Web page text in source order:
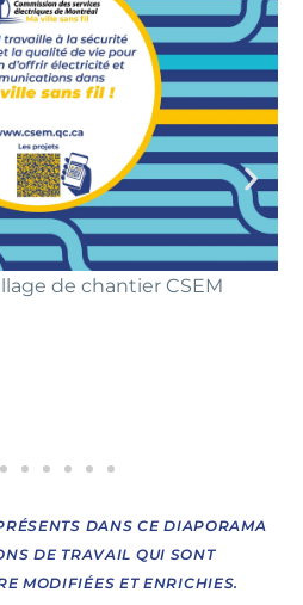
de chantier CSEM
DANS CE DIAPORAMA
DE TRAVAIL QUI SONT
MODIFIÉES ET ENRICHIES.